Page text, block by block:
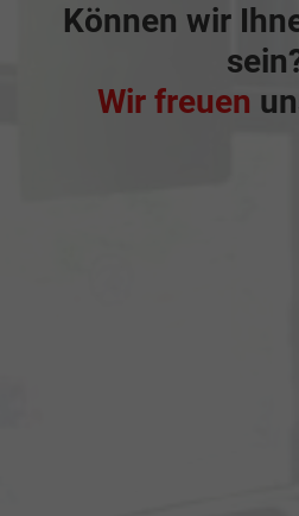
Können wir
Wir freuen